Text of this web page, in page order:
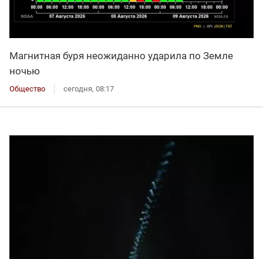
Магнитная буря неожиданно ударила по Земле
ночью
Общество сегодня, 08:17